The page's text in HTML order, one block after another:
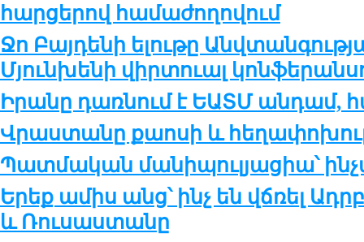
հարցերով համաժողովում
Ջո Բայդենի ելութը
Մյունխենի վիրտուալ
Իրանը դառնում է ԵԱՏՄ անդամ,
Վրաստանը քաոսի և
Պատմական մանիպուլյացիա՝
Երեք ամիս անց՝ ինչ են վճռել
և Ռուսաստանը